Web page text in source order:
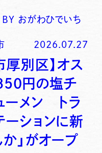
おがわひでいち
2026.07.27
厚別区】オス
円の塩チ
ーメン トラ
ーションに新
か」がオープ